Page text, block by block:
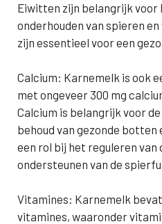
Eiwitten zijn belangrijk voor
onderhouden van spieren
zijn essentieel voor een
Calcium: Karnemelk is ook
met ongeveer 300 mg
Calcium is belangrijk voor
behoud van gezonde botten
een rol bij het reguleren van
ondersteunen van de
Vitamines: Karnemelk
vitamines, waaronder